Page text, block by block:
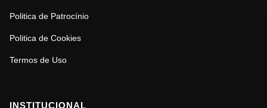
Politica de Patrocínio
Politica de Cookies
Termos de Uso
INSTITUCIONAL